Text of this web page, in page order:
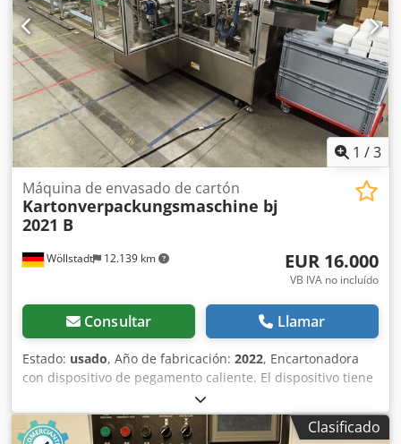
1 /3
Wöllstadt 12.139 km
Máquina de envasado de cartón
Kartonverpackungsmaschine bj
2021 B
EUR 16.000
VB IVA no incluído
Consultar Llamar
Estado: usado, Año de fabricación: 2022, Encartonadora
con dispositivo de pegamento caliente. El dispositivo tiene
pocas horas de funcionamiento. Es especialmente
adecuado para productos que se pueden introducir en el
cartón desde un lateral. Dcodpfxsvb E Evo AbyokClasificado